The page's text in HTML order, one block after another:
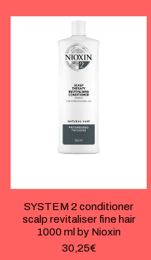
SYSTEM 2 conditioner
scalp revitaliser fine hair
1000 ml by Nioxin
30,25€